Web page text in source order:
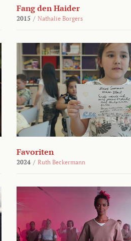
Fang den Haider
2015 / Nathalie Borgers
Favoriten
2024 / Ruth Beckermann